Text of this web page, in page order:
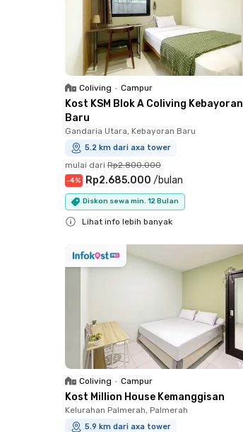
Coliving • Campur
Kost KSM Blok A Coliving Kebayoran
Baru
Gandaria Utara, Kebayoran Baru
5.2 km dari axa tower
mulai dari Rp2.800.000
-4% Rp2.685.000 /bulan
Diskon sewa min. 12 Bulan
Lihat info lebih banyak
Coliving • Campur
Kost Million House Kemanggisan
Kelurahan Palmerah, Palmerah
5.9 km dari axa tower